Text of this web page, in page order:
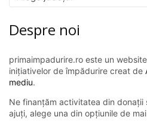
Despre noi
primaimpadurire.ro este un
inițiativelor de împădurire creat de
mediu.
Ne finanțăm activitatea din donații
ajuți, alege una din opțiunile de